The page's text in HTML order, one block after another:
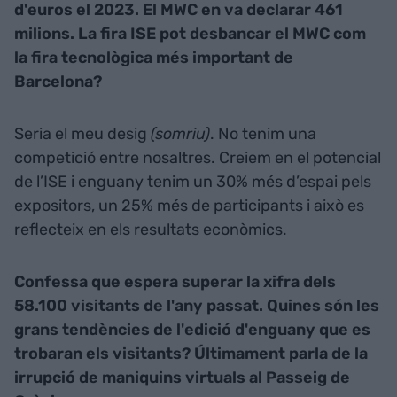
d'euros el 2023. El MWC en va declarar 461
milions. La fira ISE pot desbancar el MWC com
la fira tecnològica més important de
Barcelona?
Seria el meu desig (somriu). No tenim una
competició entre nosaltres. Creiem en el potencial
de l’ISE i enguany tenim un 30% més d’espai pels
expositors, un 25% més de participants i això es
reflecteix en els resultats econòmics.
Confessa que espera superar la xifra dels
58.100 visitants de l'any passat. Quines són les
grans tendències de l'edició d'enguany que es
trobaran els visitants? Últimament parla de la
irrupció de maniquins virtuals al Passeig de